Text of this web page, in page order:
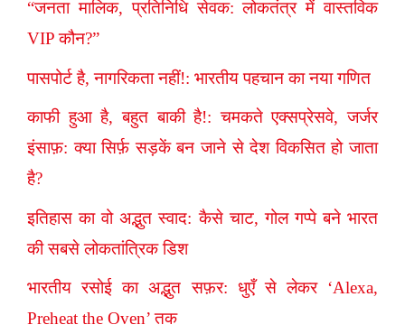
“जनता मालिक, प्रतिनिधि सेवक: लोकतंत्र में वास्तविक
VIP कौन?”
पासपोर्ट है, नागरिकता नहीं!: भारतीय पहचान का नया गणित
काफी हुआ है, बहुत बाकी है!: चमकते एक्सप्रेसवे, जर्जर
इंसाफ़: क्या सिर्फ़ सड़कें बन जाने से देश विकसित हो जाता
है?
इतिहास का वो अद्भुत स्वाद: कैसे चाट, गोल गप्पे बने भारत
की सबसे लोकतांत्रिक डिश
भारतीय रसोई का अद्भुत सफ़र: धुएँ से लेकर ‘Alexa,
Preheat the Oven’ तक